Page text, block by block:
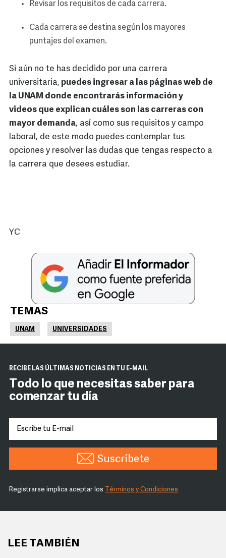
Revisar los requisitos de cada carrera.
Cada carrera se destina según los mayores
puntajes del examen.
Si aún no te has decidido por una carrera
universitaria, puedes ingresar a las páginas web de
la UNAM donde encontrarás información y
videos que explican cuáles son las carreras con
mayor demanda, así como sus requisitos y campo
laboral, de este modo puedes contemplar tus
opciones y resolver las dudas que tengas respecto a
la carrera que desees estudiar.
YC
TEMAS
UNAM UNIVERSIDADES
RECIBE LAS ÚLTIMAS NOTICIAS EN TU E-MAIL
Todo lo que necesitas saber para
comenzar tu día
Suscríbete
Registrarse implica aceptar los Términos y Condiciones
LEE TAMBIÉN